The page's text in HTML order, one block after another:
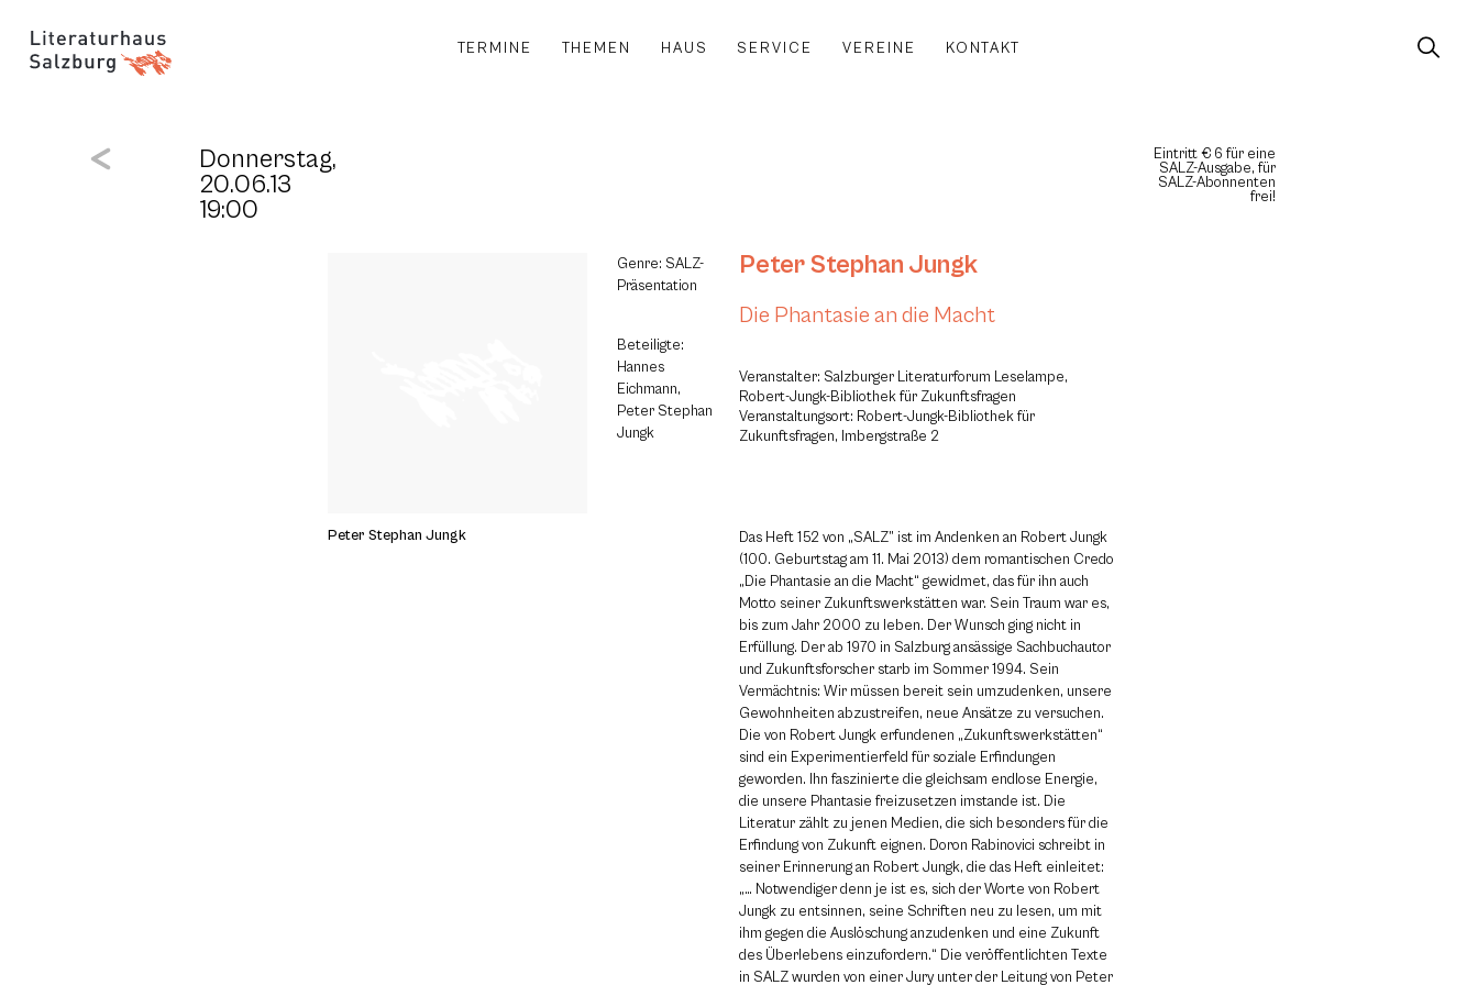
TERMINE THEMEN HAUS SERVICE VEREINE KONTAKT
Donnerstag,
20.06.13
19:00
Eintritt € 6 für eine
SALZ-Ausgabe, für
SALZ-Abonnenten
frei!
Peter Stephan Jungk
Genre: SALZ-
Präsentation
Beteiligte:
Hannes
Eichmann,
Peter Stephan
Jungk
Peter Stephan Jungk
Die Phantasie an die Macht
Veranstalter: Salzburger Literaturforum Leselampe,
Robert-Jungk-Bibliothek für Zukunftsfragen
Veranstaltungsort: Robert-Jungk-Bibliothek für
Zukunftsfragen, Imbergstraße 2
Das Heft 152 von „SALZ” ist im Andenken an Robert Jungk
(100. Geburtstag am 11. Mai 2013) dem romantischen Credo
„Die Phantasie an die Macht“ gewidmet, das für ihn auch
Motto seiner Zukunftswerkstätten war. Sein Traum war es,
bis zum Jahr 2000 zu leben. Der Wunsch ging nicht in
Erfüllung. Der ab 1970 in Salzburg ansässige Sachbuchautor
und Zukunftsforscher starb im Sommer 1994. Sein
Vermächtnis: Wir müssen bereit sein umzudenken, unsere
Gewohnheiten abzustreifen, neue Ansätze zu versuchen.
Die von Robert Jungk erfundenen „Zukunftswerkstätten“
sind ein Experimentierfeld für soziale Erfindungen
geworden. Ihn faszinierte die gleichsam endlose Energie,
die unsere Phantasie freizusetzen imstande ist. Die
Literatur zählt zu jenen Medien, die sich besonders für die
Erfindung von Zukunft eignen. Doron Rabinovici schreibt in
seiner Erinnerung an Robert Jungk, die das Heft einleitet:
„… Notwendiger denn je ist es, sich der Worte von Robert
Jungk zu entsinnen, seine Schriften neu zu lesen, um mit
ihm gegen die Auslöschung anzudenken und eine Zukunft
des Überlebens einzufordern.“ Die veröffentlichten Texte
in SALZ wurden von einer Jury unter der Leitung von Peter